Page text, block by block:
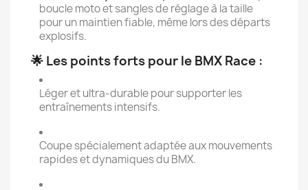
boucle moto et sangles de réglage à la taille
pour un maintien fiable, même lors des départs
explosifs.
🌟 Les points forts pour le BMX Race :
Léger et ultra-durable pour supporter les
entraînements intensifs.
Coupe spécialement adaptée aux mouvements
rapides et dynamiques du BMX.